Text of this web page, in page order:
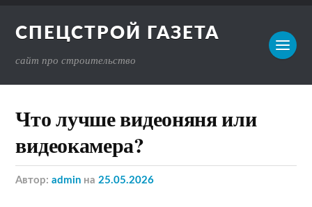
СПЕЦСТРОЙ ГАЗЕТА
сайт про строительство
Что лучше видеоняня или
видеокамера?
Автор:admin на25.05.2026